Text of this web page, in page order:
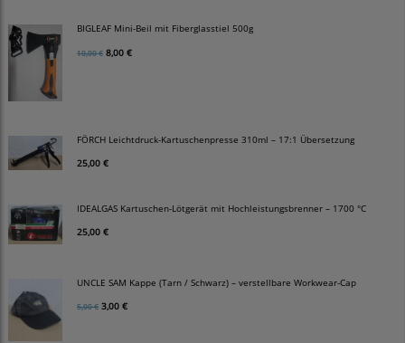
BIGLEAF Mini-Beil mit Fiberglasstiel 500g
10,00 € 8,00 €
FÖRCH Leichtdruck-Kartuschenpresse 310ml – 17:1 Übersetzung
25,00 €
IDEALGAS Kartuschen-Lötgerät mit Hochleistungsbrenner – 1700 °C
25,00 €
UNCLE SAM Kappe (Tarn / Schwarz) – verstellbare Workwear-Cap
5,00 € 3,00 €